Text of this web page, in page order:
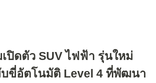
เปิดตัว SUV ไฟฟ้า รุ่นใหม่
ขี่อัตโนมัติ Level 4 ที่พัฒนา